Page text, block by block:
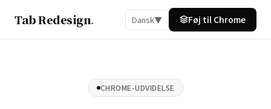
Tab Redesign. Dansk▼ Føj til Chrome
CHROME-UDVIDELSE